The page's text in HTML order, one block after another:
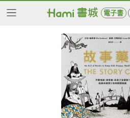
電子書